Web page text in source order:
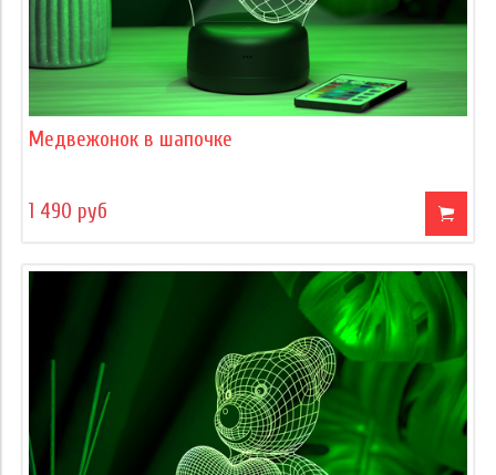
Медвежонок в шапочке
1 490 руб